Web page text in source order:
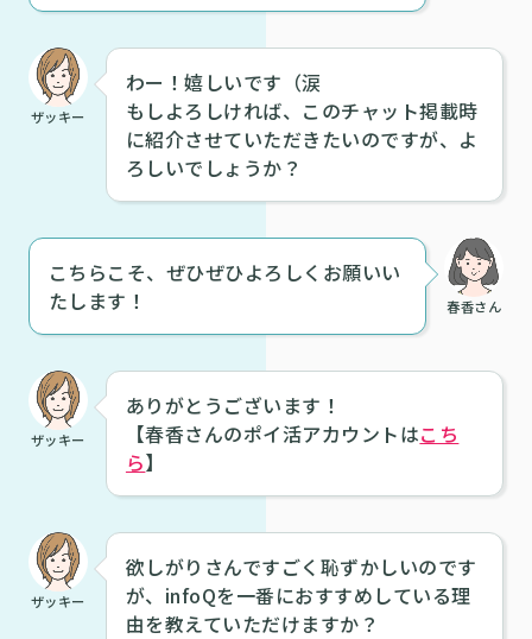
ザッキー
わー！嬉しいです（涙
もしよろしければ、このチャット掲載時
に紹介させていただきたいのですが、よ
ろしいでしょうか？
春香さん
こちらこそ、ぜひぜひよろしくお願いい
たします！
ザッキー
ありがとうございます！
【春香さんのポイ活アカウントはこち
ら】
ザッキー
欲しがりさんですごく恥ずかしいのです
が、infoQを一番におすすめしている理
由を教えていただけますか？